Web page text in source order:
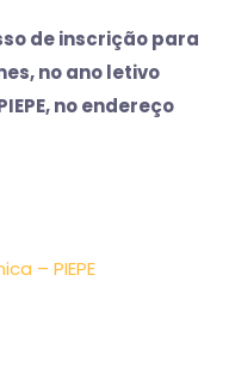
de inscrição para
no ano letivo
no endereço
– PIEPE